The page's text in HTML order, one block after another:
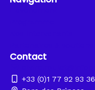
Contact
+33 (0)1 77 92 93 36